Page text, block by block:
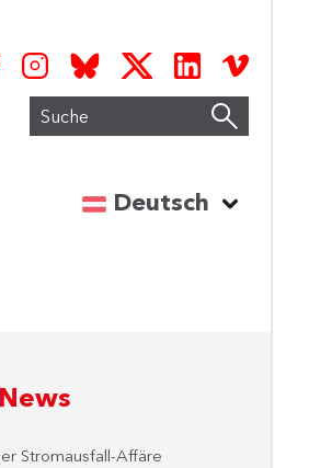
Suche
Sprache
Deutsch
Stromausfall-Affäre